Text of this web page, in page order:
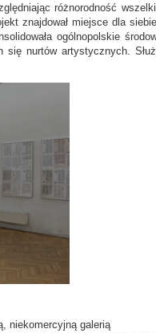
różnorodność
znajdował miejsce dla
ogólnopolskie
nurtów artystycznych.
niekomercyjną galerią